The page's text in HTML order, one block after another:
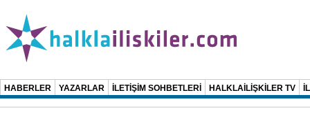
HABERLER YAZARLAR İLETİŞİM SOHBETLERİ HALKLAİLİŞKİLER TV